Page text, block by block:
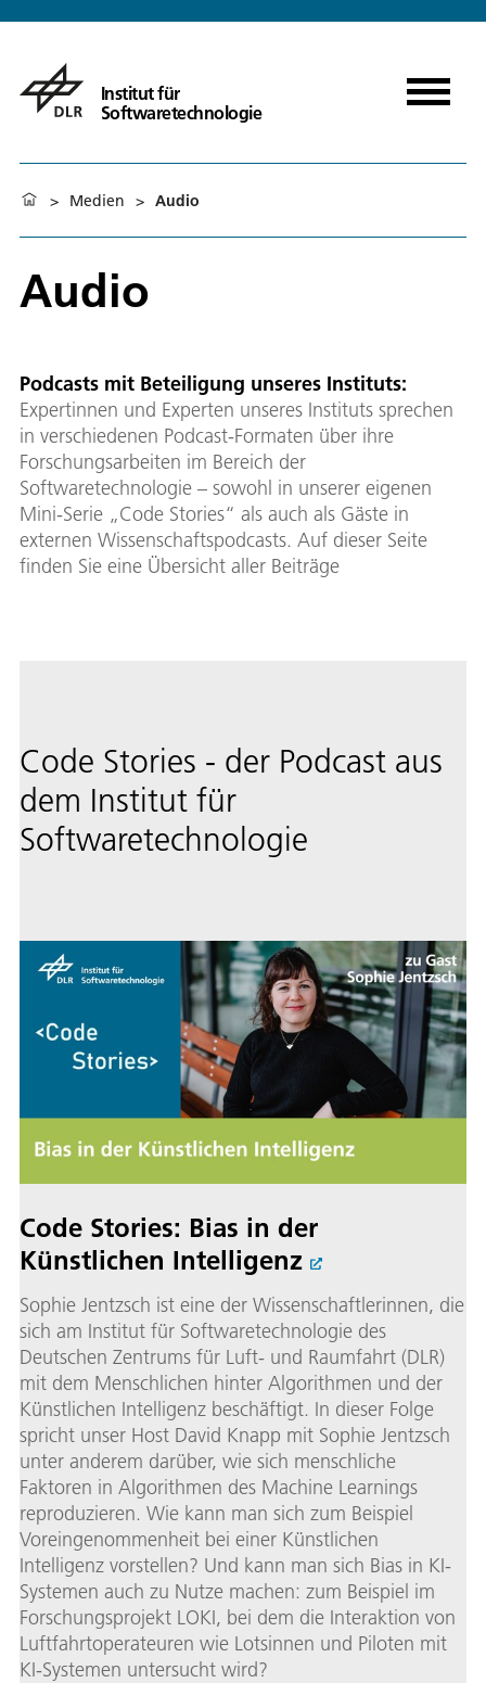
Institut für
Softwaretechnologie
> Medien > Audio
Audio
Podcasts mit Beteiligung unseres Instituts:
Expertinnen und Experten unseres Instituts sprechen
in verschiedenen Podcast-Formaten über ihre
Forschungsarbeiten im Bereich der
Softwaretechnologie – sowohl in unserer eigenen
Mini-Serie „Code Stories“ als auch als Gäste in
externen Wissenschaftspodcasts. Auf dieser Seite
finden Sie eine Übersicht aller Beiträge
Code Stories - der Podcast aus
dem Institut für
Softwaretechnologie
Code Stories: Bias in der
Künstlichen Intelligenz
Sophie Jentzsch ist eine der Wissenschaftlerinnen, die
sich am Institut für Softwaretechnologie des
Deutschen Zentrums für Luft- und Raumfahrt (DLR)
mit dem Menschlichen hinter Algorithmen und der
Künstlichen Intelligenz beschäftigt. In dieser Folge
spricht unser Host David Knapp mit Sophie Jentzsch
unter anderem darüber, wie sich menschliche
Faktoren in Algorithmen des Machine Learnings
reproduzieren. Wie kann man sich zum Beispiel
Voreingenommenheit bei einer Künstlichen
Intelligenz vorstellen? Und kann man sich Bias in KI-
Systemen auch zu Nutze machen: zum Beispiel im
Forschungsprojekt LOKI, bei dem die Interaktion von
Luftfahrtoperateuren wie Lotsinnen und Piloten mit
KI-Systemen untersucht wird?